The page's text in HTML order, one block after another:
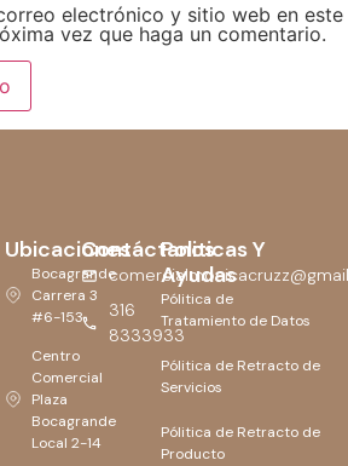
electrónico y sitio web en este
vez que haga un comentario.
Contáctanos
316
8333933
Ubicaciones
Bocagrande
Carrera 3
#6-153
Centro
Comercial
Plaza
Bocagrande
Local 2-14
Politicas Y
Ayudas
Pólitica de
Tratamiento de Datos
Pólitica de Retracto de
Servicios
Pólitica de Retracto de
Producto